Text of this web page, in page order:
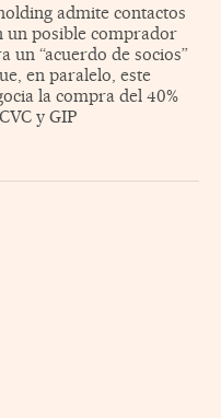
admite contactos
un posible comprador
un “acuerdo de socios”
en paralelo, este
la compra del 40%
y GIP